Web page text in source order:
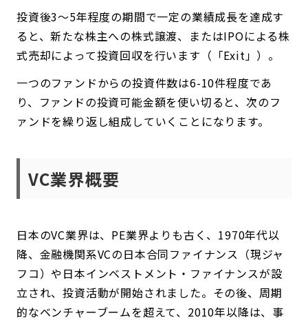
投資後3～5年程度の期間で一定の業績成長を達成す
ると、新たな株主への株式譲渡、またはIPOによる株
式売却によって投資回収を行います（「Exit」）。
一つのファンドからの投資件数は6-10件程度であ
り、ファンドの投資可能金額を使い切ると、次のフ
ァンドを繰り返し組成していくことになります。
VC業界概要
日本のVC業界は、PE業界よりも古く、1970年代以
降、金融機関系VCの日本合同ファイナンス（現ジャ
フコ）や日本インベストメント・ファイナンスが設
立され、投資活動が開始されました。その後、周期
的なベンチャーブームを超えて、2010年以降は、事